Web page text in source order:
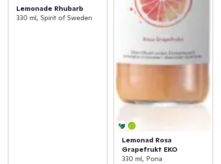
Lemonade Rhubarb
330 ml, Spirit of Sweden
Lemonad Rosa
Grapefrukt EKO
330 ml, Pona